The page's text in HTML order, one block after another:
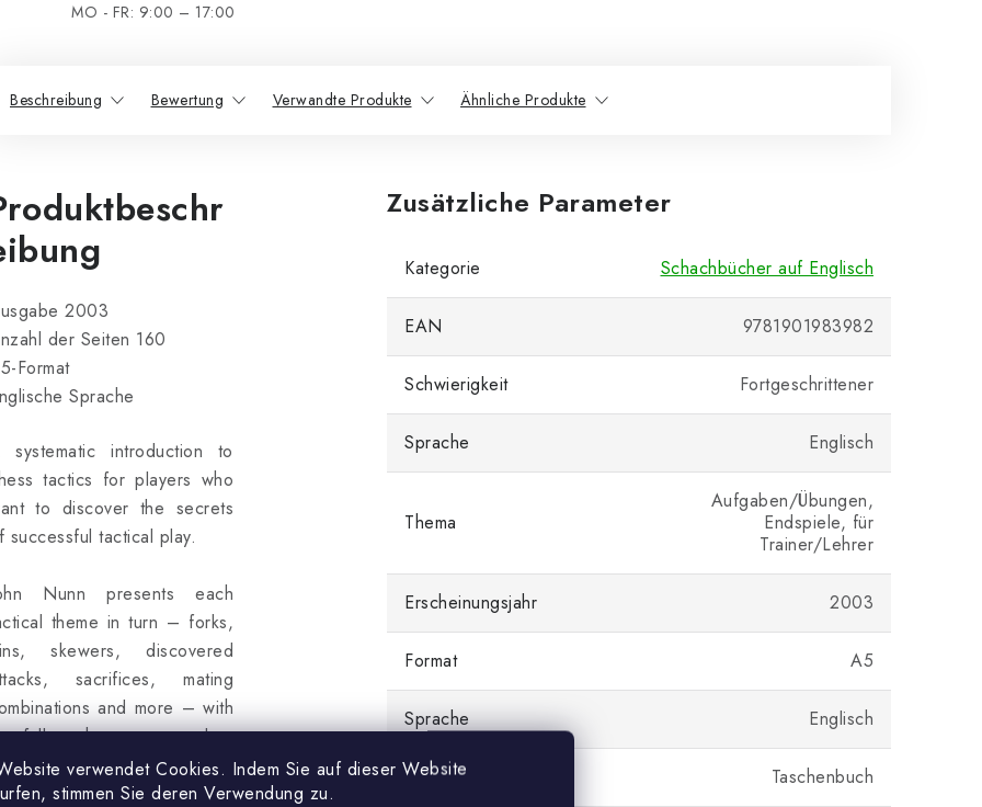
verwendet Cookies. Indem Sie auf dieser Website
stimmen Sie deren Verwendung zu.
MO - FR: 9:00 – 17:00
Beschreibung Bewertung Verwandte Produkte Ähnliche Produkte
2003
der Seiten 160
Format
Sprache
systematic introduction to
tactics for players who
to discover the secrets
successful tactical play.
Nunn presents each
theme in turn – forks,
skewers, discovered
sacrifices, mating
and more – with
chosen examples,
testing the reader on a
of exercises specially
Zusätzliche Parameter
Kategorie Schachbücher auf Englisch
EAN 9781901983982
Schwierigkeit Fortgeschrittener
Sprache Englisch
Thema
Aufgaben/Übungen,
Endspiele, für
Trainer/Lehrer
Erscheinungsjahr 2003
Format A5
Sprache Englisch
Einband Taschenbuch